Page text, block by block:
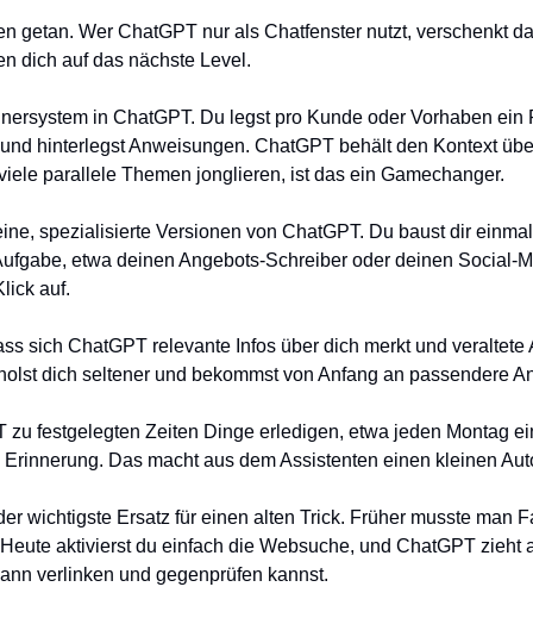
getan. Wer ChatGPT nur als Chatfenster nutzt, verschenkt
dich auf das nächste Level.
in ChatGPT. Du legst pro Kunde oder Vorhaben ein
hinterlegst Anweisungen. ChatGPT behält den Kontext
parallele Themen jonglieren, ist das ein Gamechanger.
spezialisierte Versionen von ChatGPT. Du baust dir
etwa deinen Angebots-Schreiber oder deinen Social-
auf.
sich ChatGPT relevante Infos über dich merkt und veraltete
dich seltener und bekommst von Anfang an passendere
zu festgelegten Zeiten Dinge erledigen, etwa jeden Montag
Das macht aus dem Assistenten einen kleinen
wichtigste Ersatz für einen alten Trick. Früher musste man
aktivierst du einfach die Websuche, und ChatGPT zieht
verlinken und gegenprüfen kannst.